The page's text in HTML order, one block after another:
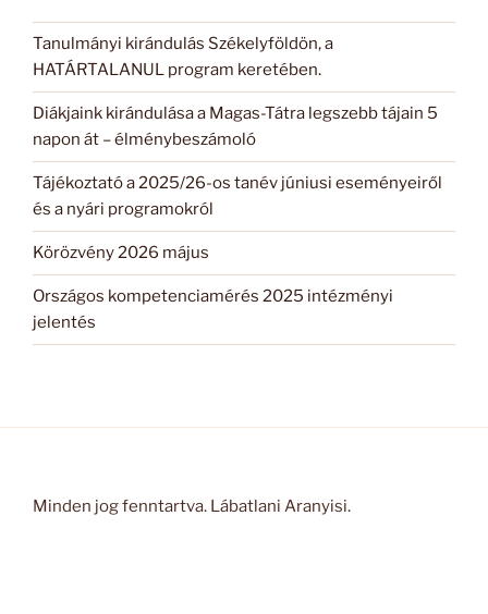
Tanulmányi kirándulás Székelyföldön, a
HATÁRTALANUL program keretében.
Diákjaink kirándulása a Magas-Tátra legszebb tájain 5
napon át – élménybeszámoló
Tájékoztató a 2025/26-os tanév júniusi eseményeiről
és a nyári programokról
Körözvény 2026 május
Országos kompetenciamérés 2025 intézményi
jelentés
Minden jog fenntartva. Lábatlani Aranyisi.